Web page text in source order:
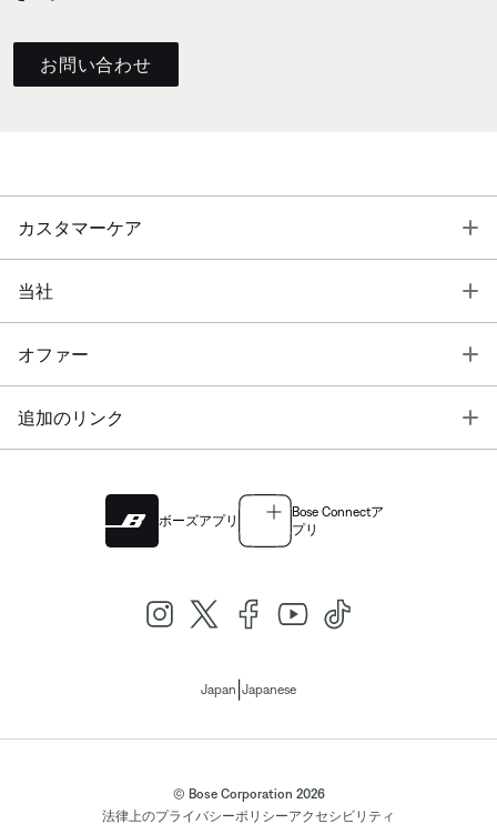
お問い合わせ
カスタマーケア
当社
オファー
追加のリンク
ボーズアプリ
Bose Connectア
プリ
Japan Japanese
© Bose Corporation 2026
法律上のプライバシーポリシーアクセシビリティ